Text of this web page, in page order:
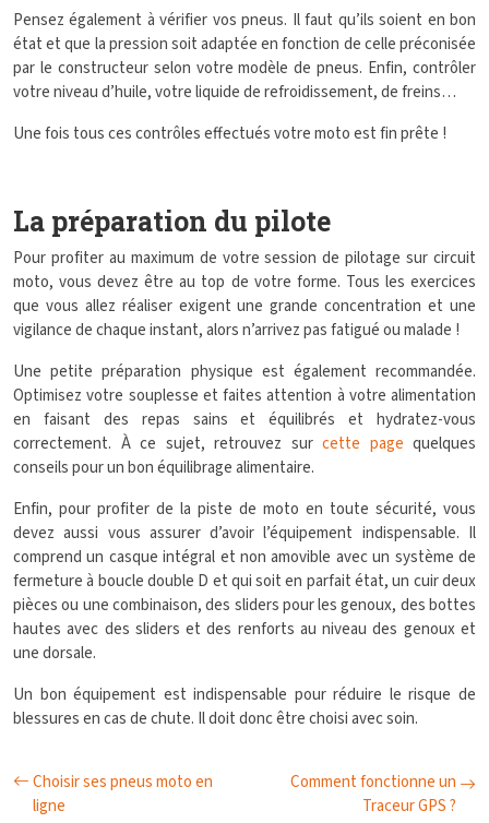
Pensez également à vérifier vos pneus. Il faut qu’ils soient en bon
état et que la pression soit adaptée en fonction de celle préconisée
par le constructeur selon votre modèle de pneus. Enfin, contrôler
votre niveau d’huile, votre liquide de refroidissement, de freins…
Une fois tous ces contrôles effectués votre moto est fin prête !
La préparation du pilote
Pour profiter au maximum de votre session de pilotage sur circuit
moto, vous devez être au top de votre forme. Tous les exercices
que vous allez réaliser exigent une grande concentration et une
vigilance de chaque instant, alors n’arrivez pas fatigué ou malade !
Une petite préparation physique est également recommandée.
Optimisez votre souplesse et faites attention à votre alimentation
en faisant des repas sains et équilibrés et hydratez-vous
correctement. À ce sujet, retrouvez sur cette page quelques
conseils pour un bon équilibrage alimentaire.
Enfin, pour profiter de la piste de moto en toute sécurité, vous
devez aussi vous assurer d’avoir l’équipement indispensable. Il
comprend un casque intégral et non amovible avec un système de
fermeture à boucle double D et qui soit en parfait état, un cuir deux
pièces ou une combinaison, des sliders pour les genoux, des bottes
hautes avec des sliders et des renforts au niveau des genoux et
une dorsale.
Un bon équipement est indispensable pour réduire le risque de
blessures en cas de chute. Il doit donc être choisi avec soin.
Choisir ses pneus moto en
ligne
Comment fonctionne un
Traceur GPS ?